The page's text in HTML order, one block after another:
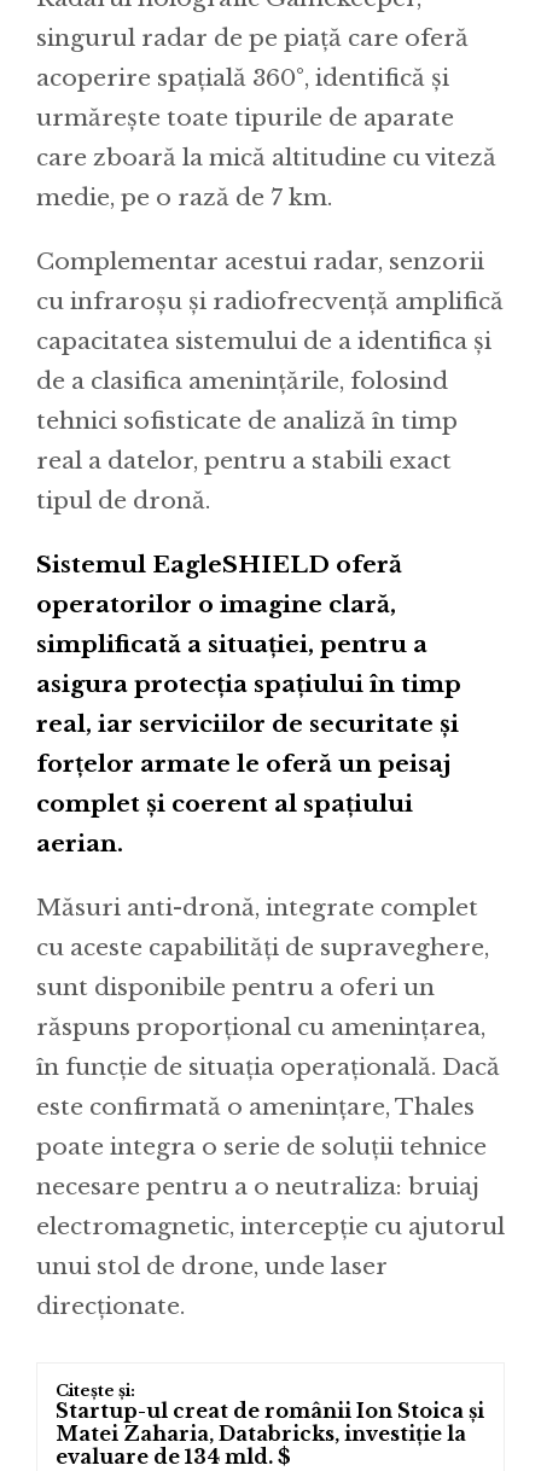
singurul radar de pe piață care oferă
acoperire spațială 360°, identifică și
urmărește toate tipurile de aparate
care zboară la mică altitudine cu viteză
medie, pe o rază de 7 km.
Complementar acestui radar, senzorii
cu infraroșu și radiofrecvență amplifică
capacitatea sistemului de a identifica și
de a clasifica amenințările, folosind
tehnici sofisticate de analiză în timp
real a datelor, pentru a stabili exact
tipul de dronă.
Sistemul EagleSHIELD oferă
operatorilor o imagine clară,
simplificată a situației, pentru a
asigura protecția spațiului în timp
real, iar serviciilor de securitate și
forțelor armate le oferă un peisaj
complet și coerent al spațiului
aerian.
Măsuri anti-dronă, integrate complet
cu aceste capabilități de supraveghere,
sunt disponibile pentru a oferi un
răspuns proporțional cu amenințarea,
în funcție de situația operațională. Dacă
este confirmată o amenințare, Thales
poate integra o serie de soluții tehnice
necesare pentru a o neutraliza: bruiaj
electromagnetic, intercepție cu ajutorul
unui stol de drone, unde laser
direcționate.
Startup-ul creat de românii Ion Stoica și
Matei Zaharia, Databricks, investiție la
evaluare de 134 mld. $